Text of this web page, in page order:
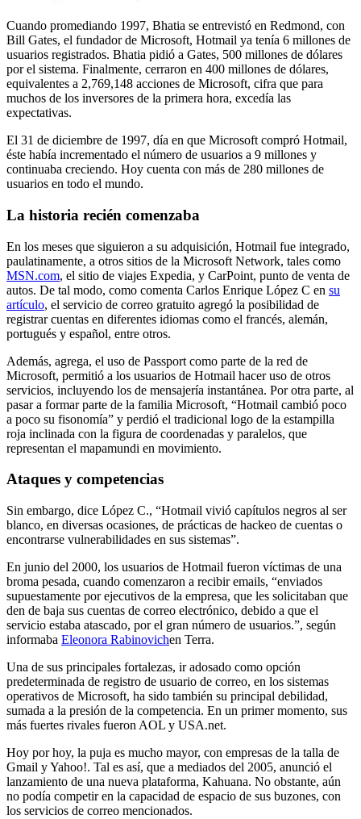
Cuando promediando 1997, Bhatia se entrevistó en Redmond, con
Bill Gates, el fundador de Microsoft, Hotmail ya tenía 6 millones de
usuarios registrados. Bhatia pidió a Gates, 500 millones de dólares
por el sistema. Finalmente, cerraron en 400 millones de dólares,
equivalentes a 2,769,148 acciones de Microsoft, cifra que para
muchos de los inversores de la primera hora, excedía las
expectativas.
El 31 de diciembre de 1997, día en que Microsoft compró Hotmail,
éste había incrementado el número de usuarios a 9 millones y
continuaba creciendo. Hoy cuenta con más de 280 millones de
usuarios en todo el mundo.
La historia recién comenzaba
En los meses que siguieron a su adquisición, Hotmail fue integrado,
paulatinamente, a otros sitios de la Microsoft Network, tales como
MSN.com, el sitio de viajes Expedia, y CarPoint, punto de venta de
autos. De tal modo, como comenta Carlos Enrique López C en su
artículo, el servicio de correo gratuito agregó la posibilidad de
registrar cuentas en diferentes idiomas como el francés, alemán,
portugués y español, entre otros.
Además, agrega, el uso de Passport como parte de la red de
Microsoft, permitió a los usuarios de Hotmail hacer uso de otros
servicios, incluyendo los de mensajería instantánea. Por otra parte, al
pasar a formar parte de la familia Microsoft, “Hotmail cambió poco
a poco su fisonomía” y perdió el tradicional logo de la estampilla
roja inclinada con la figura de coordenadas y paralelos, que
representan el mapamundi en movimiento.
Ataques y competencias
Sin embargo, dice López C., “Hotmail vivió capítulos negros al ser
blanco, en diversas ocasiones, de prácticas de hackeo de cuentas o
encontrarse vulnerabilidades en sus sistemas”.
En junio del 2000, los usuarios de Hotmail fueron víctimas de una
broma pesada, cuando comenzaron a recibir emails, “enviados
supuestamente por ejecutivos de la empresa, que les solicitaban que
den de baja sus cuentas de correo electrónico, debido a que el
servicio estaba atascado, por el gran número de usuarios.”, según
informaba Eleonora Rabinovichen Terra.
Una de sus principales fortalezas, ir adosado como opción
predeterminada de registro de usuario de correo, en los sistemas
operativos de Microsoft, ha sido también su principal debilidad,
sumada a la presión de la competencia. En un primer momento, sus
más fuertes rivales fueron AOL y USA.net.
Hoy por hoy, la puja es mucho mayor, con empresas de la talla de
Gmail y Yahoo!. Tal es así, que a mediados del 2005, anunció el
lanzamiento de una nueva plataforma, Kahuana. No obstante, aún
no podía competir en la capacidad de espacio de sus buzones, con
los servicios de correo mencionados.